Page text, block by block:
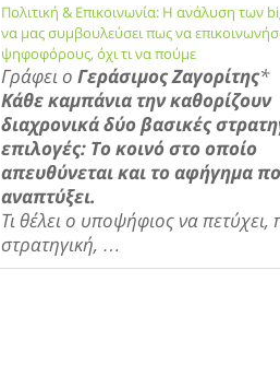
Πολιτική & Επικοινωνία: H ανάλυση των
να μας συμβουλεύσει πως να
ψηφοφόρους, όχι τι να πούμε
Γράφει ο Γεράσιμος Ζαγορίτης*
Κάθε καμπάνια την καθορίζουν
διαχρονικά δύο βασικές
επιλογές: Τo κοινό στο οποίο
απευθύνεται και το αφήγημα
αναπτύξει.
Τι θέλει ο υποψήφιος να πετύχει,
στρατηγική, …